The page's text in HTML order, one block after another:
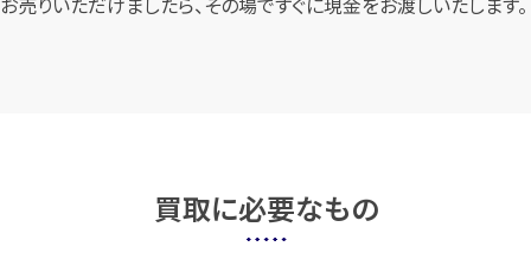
買取に必要なもの